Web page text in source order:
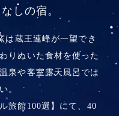
しの宿。
は蔵王連峰が一望でき
りぬいた食材を使った
泉や客室露天風呂では
。
旅館100選】にて、40